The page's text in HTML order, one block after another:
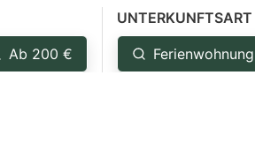
Ab 200 €
UNTERKUNFTSART
Ferienwohnung